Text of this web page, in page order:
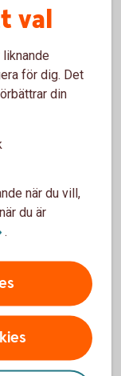
du
val
för dig. Det
din
när du vill,
du är
.